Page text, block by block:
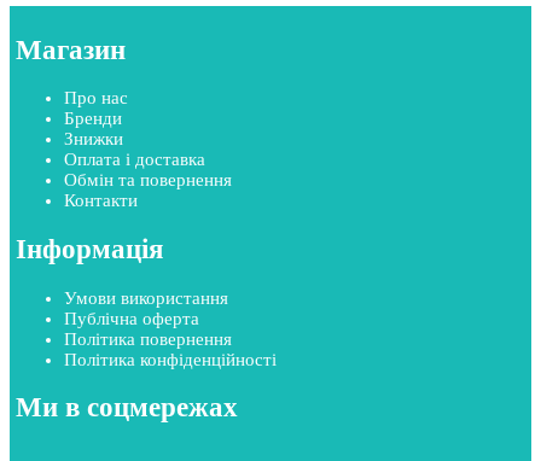
Магазин
Про нас
Бренди
Знижки
Оплата і доставка
Обмін та повернення
Контакти
Інформація
Умови використання
Публічна оферта
Політика повернення
Політика конфіденційності
Ми в соцмережах